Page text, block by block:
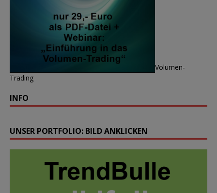
Volumen-
Trading
INFO
UNSER PORTFOLIO: BILD ANKLICKEN